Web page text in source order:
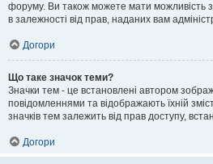
форуму. Ви також можете мати можливість
в залежності від прав, наданих вам
Догори
Що таке значок теми?
Значки тем - це встановлені автором
повідомленнями та відображають їхній
значків тем залежить від прав доступу,
Догори